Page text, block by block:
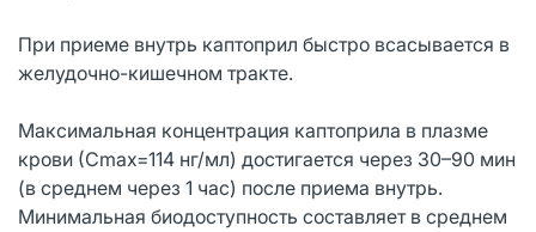
При приеме внутрь каптоприл быстро всасывается в
желудочно-кишечном тракте.
Максимальная концентрация каптоприла в плазме
крови (Сmax=114 нг/мл) достигается через 30–90 мин
(в среднем через 1 час) после приема внутрь.
Минимальная биодоступность составляет в среднем